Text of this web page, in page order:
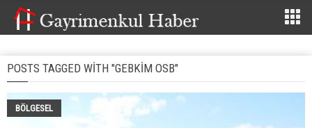
POSTS TAGGED WITH "GEBKİM OSB"
BÖLGESEL